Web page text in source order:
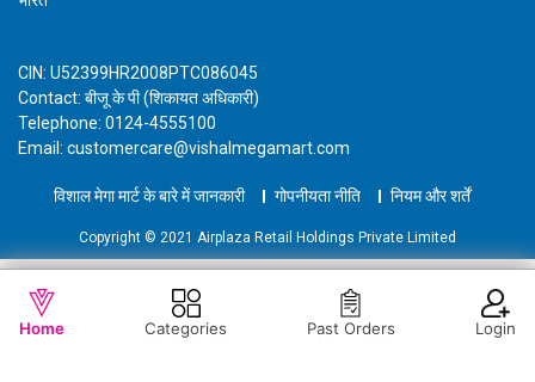
WISHLIST
CIN: U52399HR2008PTC086045
Contact: बीजू के पी (शिकायत अधिकारी)
Telephone: 0124-4555100
Email: customercare@vishalmegamart.com
विशाल मेगा मार्ट के बारे में जानकारी गोपनीयता नीति नियम और शर्तें
Copyright © 2021 Airplaza Retail Holdings Private Limited
Home Categories Past Orders Login